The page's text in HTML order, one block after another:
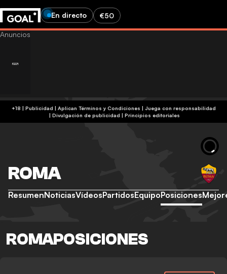
En directo €50
+18 | Publicidad | Aplican Términos y Condiciones | Juega con responsabilidad
| Divulgación de publicidad | Principios editoriales
ROMA
ResumenNoticiasVídeosPartidosEquipoPosiciones
ROMAPOSICIONES